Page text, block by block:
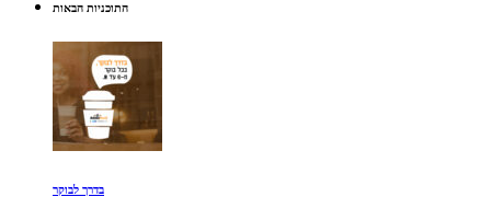
התוכניות הבאות
בדרך לבוקר